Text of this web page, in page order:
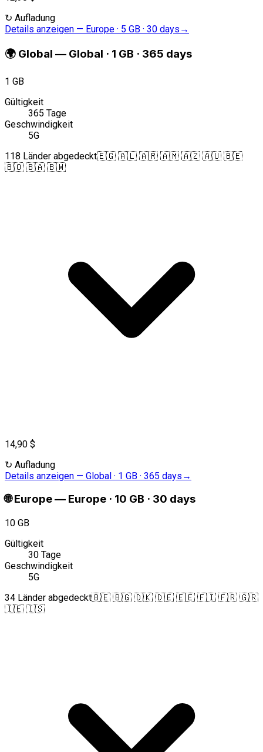
↻ Aufladung
Details anzeigen — Europe · 5 GB · 30 days →
🌍 Global — Global · 1 GB · 365 days
1 GB
Gültigkeit
365 Tage
Geschwindigkeit
5G
118 Länder abgedeckt🇪🇬 🇦🇱 🇦🇷 🇦🇲 🇦🇿 🇦🇺 🇧🇪
🇧🇴 🇧🇦 🇧🇼
14,90 $
↻ Aufladung
Details anzeigen — Global · 1 GB · 365 days →
🌐 Europe— Europe · 10 GB · 30 days
10 GB
Gültigkeit
30 Tage
Geschwindigkeit
5G
34 Länder abgedeckt🇧🇪 🇧🇬 🇩🇰 🇩🇪 🇪🇪 🇫🇮 🇫🇷 🇬🇷
🇮🇪 🇮🇸